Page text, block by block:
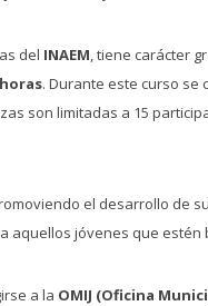
del INAEM , tiene carácter
. Durante este curso se
son limitadas a 15
el desarrollo de
aquellos jóvenes que estén
a la OMIJ (Oficina